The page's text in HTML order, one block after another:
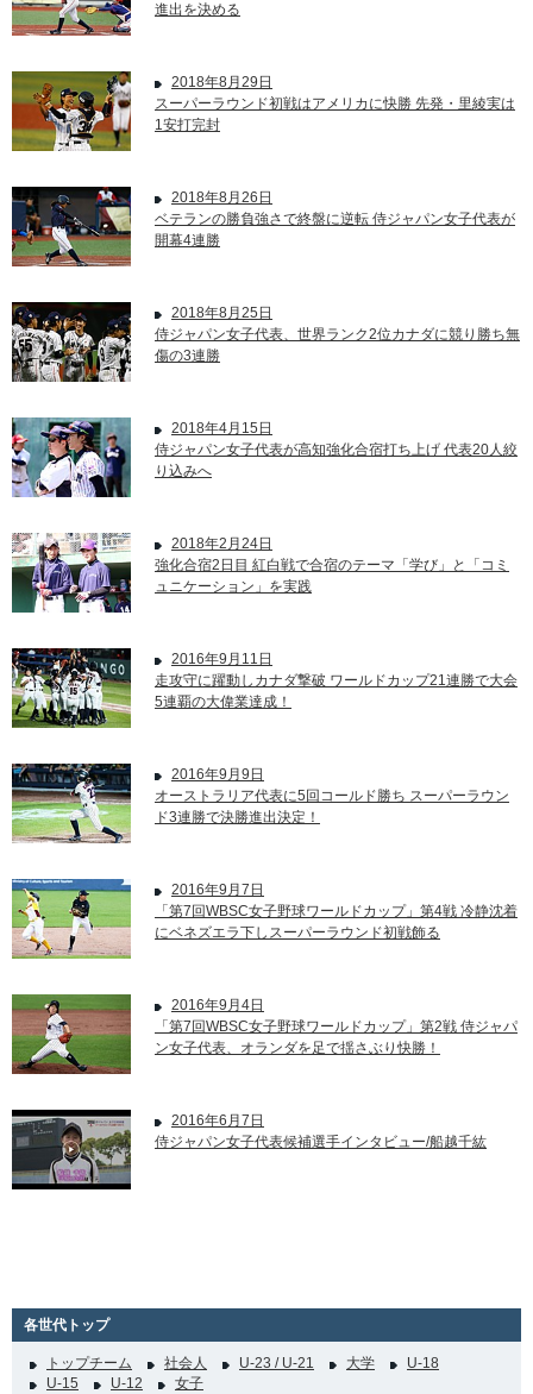
進出を決める
2018年8月29日
スーパーラウンド初戦はアメリカに快勝 先発・里綾実は
1安打完封
2018年8月26日
ベテランの勝負強さで終盤に逆転 侍ジャパン女子代表が
開幕4連勝
2018年8月25日
侍ジャパン女子代表、世界ランク2位カナダに競り勝ち無
傷の3連勝
2018年4月15日
侍ジャパン女子代表が高知強化合宿打ち上げ 代表20人絞
り込みへ
2018年2月24日
強化合宿2日目 紅白戦で合宿のテーマ「学び」と「コミ
ュニケーション」を実践
2016年9月11日
走攻守に躍動しカナダ撃破 ワールドカップ21連勝で大会
5連覇の大偉業達成！
2016年9月9日
オーストラリア代表に5回コールド勝ち スーパーラウン
ド3連勝で決勝進出決定！
2016年9月7日
「第7回WBSC女子野球ワールドカップ」第4戦 冷静沈着
にベネズエラ下しスーパーラウンド初戦飾る
2016年9月4日
「第7回WBSC女子野球ワールドカップ」第2戦 侍ジャパ
ン女子代表、オランダを足で揺さぶり快勝！
2016年6月7日
侍ジャパン女子代表候補選手インタビュー/船越千紘
各世代トップ
トップチーム 社会人 U-23 / U-21 大学
U-18
U-15
U-12 女子